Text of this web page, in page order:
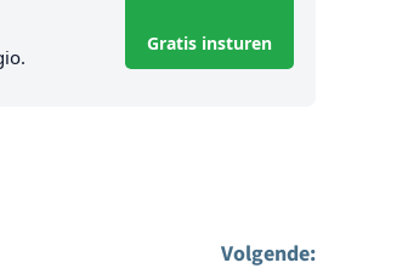
Gratis insturen
Volgende: